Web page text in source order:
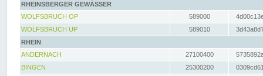
RHEINSBERGER GEWÄSSER
WOLFSBRUCH OP
589000
WOLFSBRUCH UP
589010
RHEIN
ANDERNACH
27100400
BINGEN
25300200